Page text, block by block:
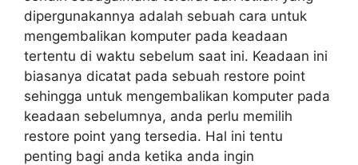
dipergunakannya adalah sebuah cara untuk
mengembalikan komputer pada keadaan
tertentu di waktu sebelum saat ini. Keadaan ini
biasanya dicatat pada sebuah restore point
sehingga untuk mengembalikan komputer pada
keadaan sebelumnya, anda perlu memilih
restore point yang tersedia. Hal ini tentu
penting bagi anda ketika anda ingin